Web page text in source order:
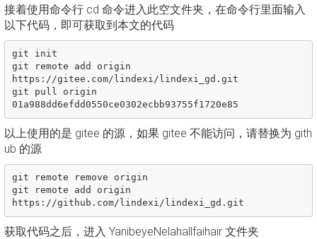
接着使用命令行 cd 命令进入此空文件夹，在命令行里面输入
以下代码，即可获取到本文的代码
git init
git remote add origin
https://gitee.com/lindexi/lindexi_gd.git
git pull origin
以上使用的是 gitee 的源，如果 gitee 不能访问，请替换为 gith
ub 的源
git remote remove origin
git remote add origin
获取代码之后，进入 YanibeyeNelahallfaihair 文件夹